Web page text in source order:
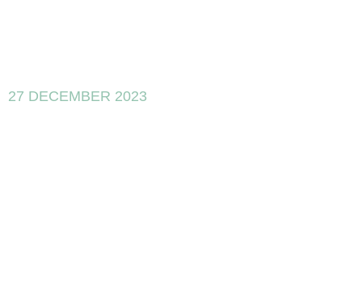
27 DECEMBER 2023